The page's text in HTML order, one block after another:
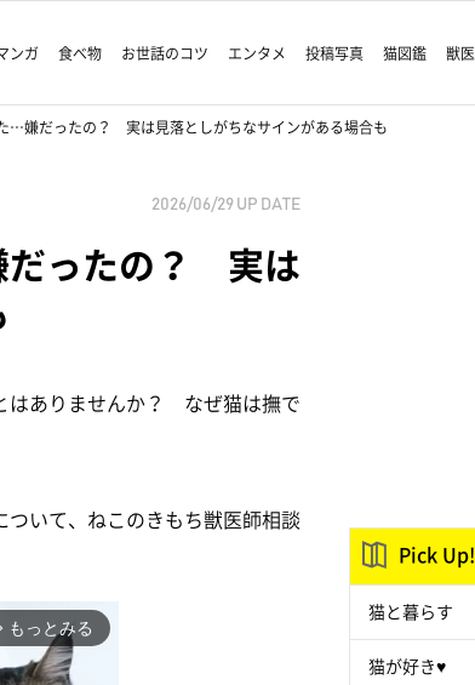
ンガ 食べ物 お世話のコツ エンタメ 投稿写真 猫図鑑 獣
…嫌だったの？ 実は見落としがちなサインがある場合も
2026/06/29 UP DATE
だったの？ 実は
はありませんか？ なぜ猫は撫で
いて、ねこのきもち獣医師相談
もっとみる
Pick Up!
猫と暮らす
猫が好き♥